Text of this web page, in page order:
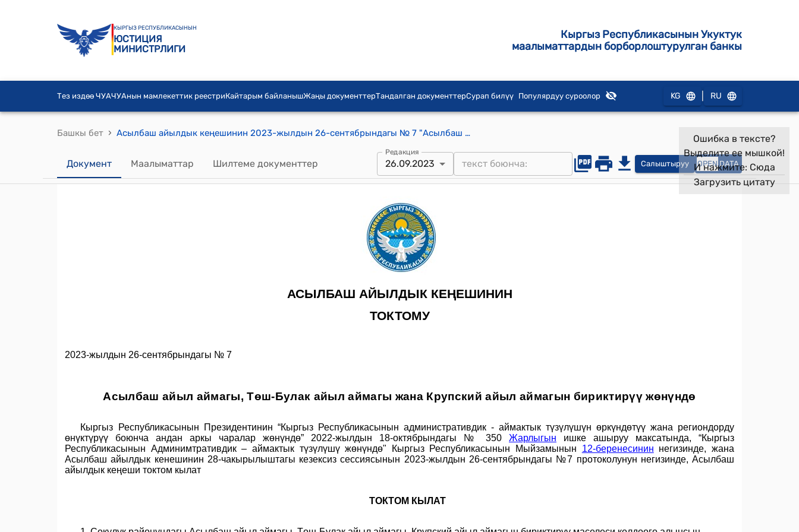
КЫРГЫЗ РЕСПУБЛИКАСЫНЫН
ЮСТИЦИЯ
МИНИСТРЛИГИ
Кыргыз Республикасынын Укуктук
маалыматтардын борборлоштурулган банкы
Тез издөө ЧУАЧУАнын мамлекеттик реестриКайтарым байланышЖаңы документтерТандалган документтерСурап билүү Популярдуу суроолор KG RU
Башкы бет › Асылбаш айылдык кеңешинин 2023-жылдын 26-сентябрындагы № 7 "Асылбаш айыл аймагы, Төш-Булак айыл аймагы жана Крупский айыл аймагын бириктирүү жөнүндө" токтому
Документ Маалыматтар Шилтеме документтер
Редакция
26.09.2023 Салыштыруу OPEN DATA
Ошибка в тексте?
Выделите ее мышкой!
И нажмите: Сюда
Загрузить цитату